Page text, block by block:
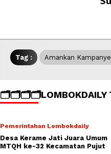
Tag : Amankan
🗂️🗂️🗂️🗂️LOMBOKDAILY
Pemerintahan Lombokdaily
Desa Kerame Jati Juara Umum
MTQH ke-32 Kecamatan Pujut